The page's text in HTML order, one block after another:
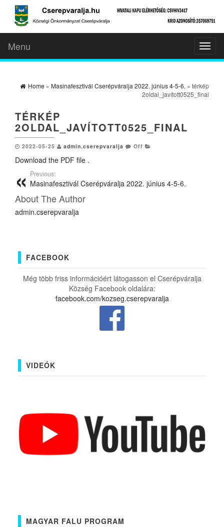
Menu
Home » Masinafesztivál Cserépváralja 2022. június 4-5-6. » térkép
2oldal_javított0525_final
TÉRKÉP
2OLDAL_JAVÍTOTT0525_FINAL
2022-05-25 admin.cserepvaralja Off
Download the PDF file .
Previous:
Masinafesztivál Cserépváralja 2022. június 4-5-6.
About The Author
admin.cserepvaralja
FACEBOOK
Még több friss információért látogasson el Cserépváralja
Község Facebook oldalára:
facebook.com/kozseg.cserepvaralja
VIDEÓK
MAGYAR FALU PROGRAM